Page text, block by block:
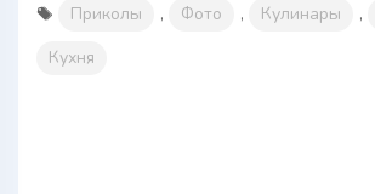
Приколы , Фото , Кулинары ,
Кухня